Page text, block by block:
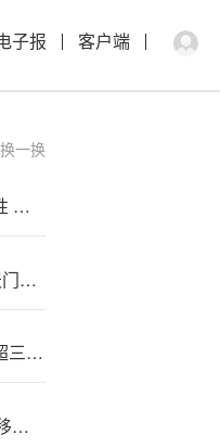
子报 客户端
换一换
泽连!斯基称美乌会谈具有建设性 相关工作将继续推进
奇瑞高管“顶!峰相见”成笑话，天门山景,区再回应挑战失败
原创 预计雅江—工程用钢量远超三峡工程 推动钢铁工业占据全球价值链顶端
“盲盒”时代终结！?直击风;格漂移，公募基金业绩指引重塑行业生态